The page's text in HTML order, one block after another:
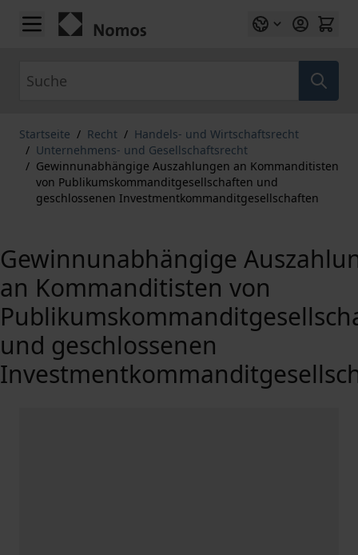
Zum Inhalt springen
Startseite / Recht / Handels- und Wirtschaftsrecht
/ Unternehmens- und Gesellschaftsrecht
/ Gewinnunabhängige Auszahlungen an Kommanditisten
von Publikumskommanditgesellschaften und
geschlossenen Investmentkommanditgesellschaften
Gewinnunabhängige
an Kommanditisten von
und geschlossenen